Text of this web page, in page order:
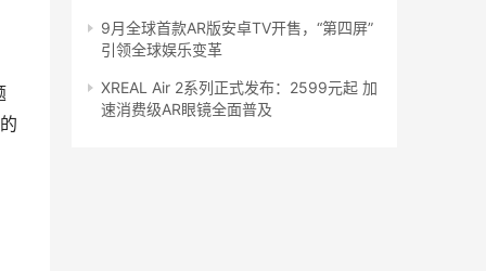
9月全球首款AR版安卓TV开售，“第四屏”
引领全球娱乐变革
XREAL Air 2系列正式发布：2599元起 加
速消费级AR眼镜全面普及